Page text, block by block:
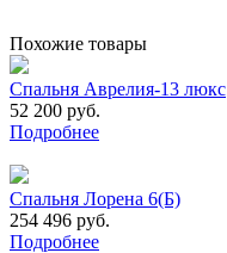
Похожие товары
Спальня Аврелия-13 люкс
52 200 руб.
Подробнее
Спальня Лорена 6(Б)
254 496 руб.
Подробнее